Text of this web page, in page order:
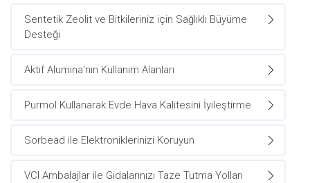
Sentetik Zeolit ve Bitkileriniz için Sağlıklı Büyüme
Desteği
Aktif Alumina'nın Kullanım Alanları
Purmol Kullanarak Evde Hava Kalitesini İyileştirme
Sorbead ile Elektroniklerinizi Koruyun
VCI Ambalajlar ile Gıdalarınızı Taze Tutma Yolları